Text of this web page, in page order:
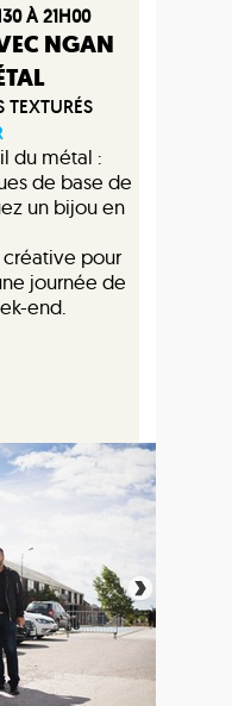
À 21H00
NGAN
du métal :
de base de
un bijou en
pour
journée de
end.